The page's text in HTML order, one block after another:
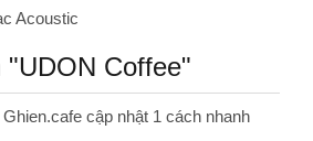
Acoustic
"UDON Coffee"
cập nhật 1 cách nhanh